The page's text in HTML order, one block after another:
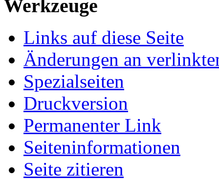
Werkzeuge
Links auf diese Seite
Änderungen an
Spezialseiten
Druckversion
Permanenter Link
Seiten­informationen
Seite zitieren